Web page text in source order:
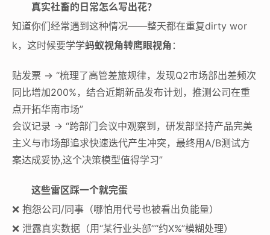
真实社畜的日常怎么写出花？
知道你们经常遇到这种情况——整天都在重复dirty wor
k，这时候要学学蚂蚁视角转鹰眼视角 ：
贴发票 → “梳理了高管差旅规律，发现Q2市场部出差频次
同比增加200%，结合近期新品发布计划，推测公司在重
点开拓华南市场”
会议记录 → “跨部门会议中观察到，研发部坚持产品完美
主义与市场部追求快速迭代产生冲突，最终用A/B测试方
案达成妥协,这个决策模型值得学习”
这些雷区踩一个就完蛋
❌ 抱怨公司/同事（哪怕用代号也被看出负能量）
❌ 泄露真实数据（用“某行业头部”“约X%”模糊处理）